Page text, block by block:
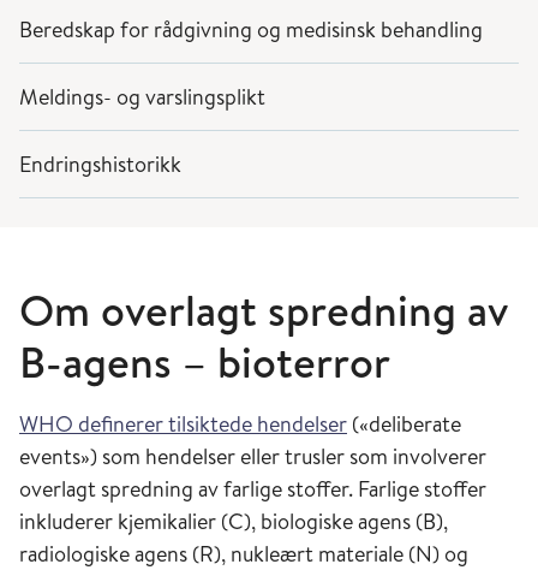
Beredskap for rådgivning og medisinsk behandling
Meldings- og varslingsplikt
Endringshistorikk
Om overlagt spredning av
B-agens – bioterror
WHO definerer tilsiktede hendelser («deliberate
events») som hendelser eller trusler som involverer
overlagt spredning av farlige stoffer. Farlige stoffer
inkluderer kjemikalier (C), biologiske agens (B),
radiologiske agens (R), nukleært materiale (N) og